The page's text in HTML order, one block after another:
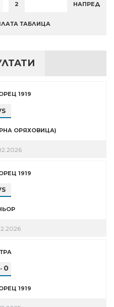
2 НАПРЕД
ТАБЛИЦА
1919
ОРЯХОВИЦА)
1919
- 0
1919